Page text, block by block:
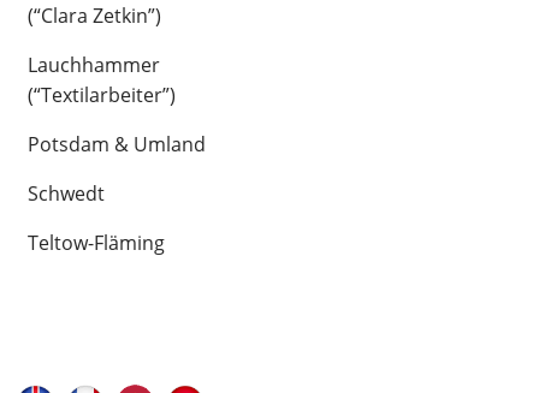
(“Clara Zetkin”)
Lauchhammer
(“Textilarbeiter”)
Potsdam & Umland
Schwedt
Teltow-Fläming